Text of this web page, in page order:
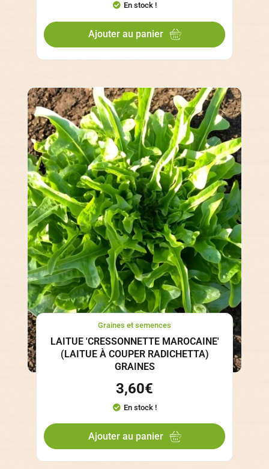
En stock !
Ajouter au panier
Graines et semences
LAITUE 'CRESSONNETTE MAROCAINE'
(LAITUE À COUPER RADICHETTA)
GRAINES
3,60€
En stock !
Ajouter au panier